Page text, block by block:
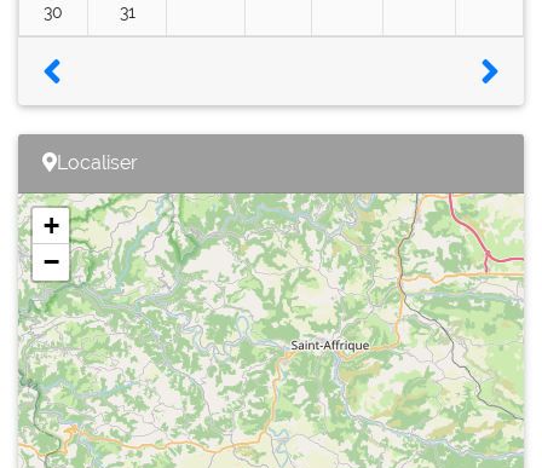
30 31
Localiser
+
−